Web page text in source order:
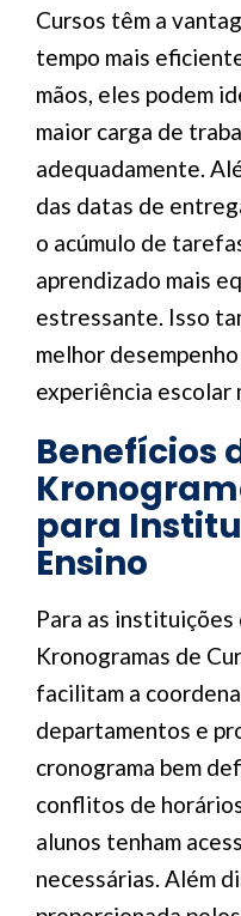
Cursos têm a
tempo mais
mãos, eles podem
maior carga de
adequadamente.
das datas de
o acúmulo de
aprendizado mais
estressante. Isso
melhor
experiência
Benefícios
para
Ensino
Para as instituições
Kronogramas de
facilitam a
departamentos e
cronograma bem
conflitos de
alunos tenham
necessárias. Além